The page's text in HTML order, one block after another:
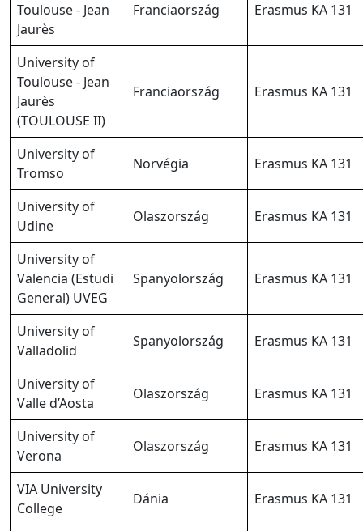
Toulouse - Jean
Jaurès
Franciaország Erasmus KA 131
University of
Toulouse - Jean
Jaurès
(TOULOUSE II)
Franciaország Erasmus KA 131
University of
Tromso
Norvégia Erasmus KA 131
University of
Udine
Olaszország Erasmus KA 131
University of
Valencia (Estudi
General) UVEG
Spanyolország Erasmus KA 131
University of
Valladolid
Spanyolország Erasmus KA 131
University of
Valle d’Aosta
Olaszország Erasmus KA 131
University of
Verona
Olaszország Erasmus KA 131
VIA University
College
Dánia Erasmus KA 131